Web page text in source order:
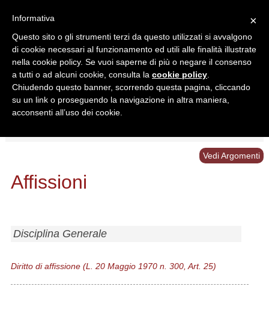
Ricerca in:
Sezione corrente
Tutto il sito
Affissioni
Disciplina Generale
Diritto di affissione (L. 20 Maggio 1970 n. 300, Art. 25)
Vedi Argomenti
×
Informativa
Questo sito o gli strumenti terzi da questo utilizzati si avvalgono
di cookie necessari al funzionamento ed utili alle finalità illustrate
nella cookie policy. Se vuoi saperne di più o negare il consenso
a tutti o ad alcuni cookie, consulta la cookie policy
Chiudendo questo banner, scorrendo questa pagina, cliccando
su un link o proseguendo la navigazione in altra maniera,
acconsenti all’uso dei cookie.